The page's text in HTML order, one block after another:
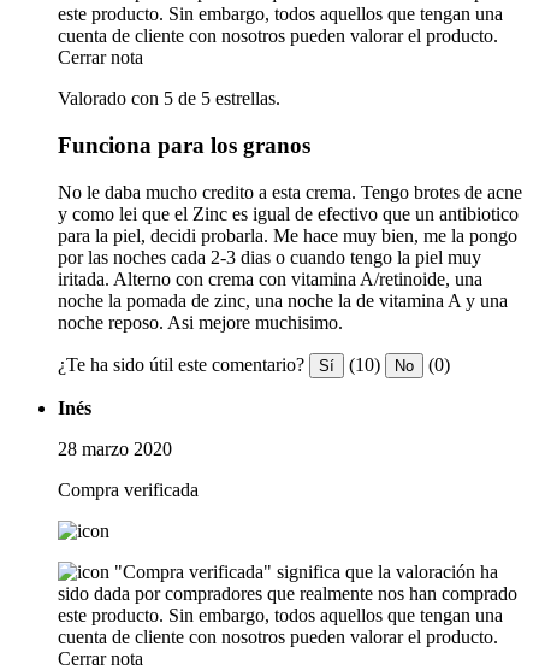
este producto. Sin embargo, todos aquellos que tengan una
cuenta de cliente con nosotros pueden valorar el producto.
Cerrar nota
Valorado con 5 de 5 estrellas.
Funciona para los granos
No le daba mucho credito a esta crema. Tengo brotes de acne
y como lei que el Zinc es igual de efectivo que un antibiotico
para la piel, decidi probarla. Me hace muy bien, me la pongo
por las noches cada 2-3 dias o cuando tengo la piel muy
iritada. Alterno con crema con vitamina A/retinoide, una
noche la pomada de zinc, una noche la de vitamina A y una
noche reposo. Asi mejore muchisimo.
¿Te ha sido útil este comentario? Sí (10) No (0)
Inés
28 marzo 2020
Compra verificada
"Compra verificada" significa que la valoración ha
sido dada por compradores que realmente nos han comprado
este producto. Sin embargo, todos aquellos que tengan una
cuenta de cliente con nosotros pueden valorar el producto.
Cerrar nota